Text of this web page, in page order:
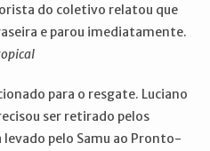
do coletivo relatou que
e parou imediatamente.
para o resgate. Luciano
ser retirado pelos
pelo Samu ao Pronto-